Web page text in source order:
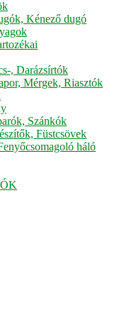
Kénező dugó
, Darázsírtók
Mérgek, Riasztók
Szánkók
Füstcsövek
háló